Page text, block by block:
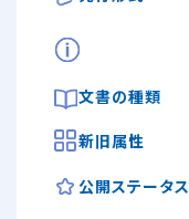
文書の種類
新旧属性
公開ステータス